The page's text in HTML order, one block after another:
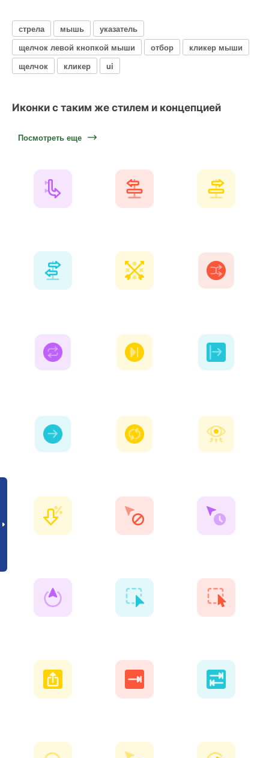
стрела мышь
указатель
щелчок левой кнопкой мыши
отбор
кликер мыши
щелчок
кликер ui
Иконки с таким же стилем и концепцией
Посмотреть еще